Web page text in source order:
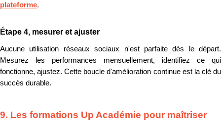
plateforme.
Étape 4, mesurer et ajuster
Aucune utilisation réseaux sociaux n'est parfaite dès le départ.
Mesurez les performances mensuellement, identifiez ce qui
fonctionne, ajustez. Cette boucle d'amélioration continue est la clé du
succès durable.
9. Les formations Up Académie pour maîtriser